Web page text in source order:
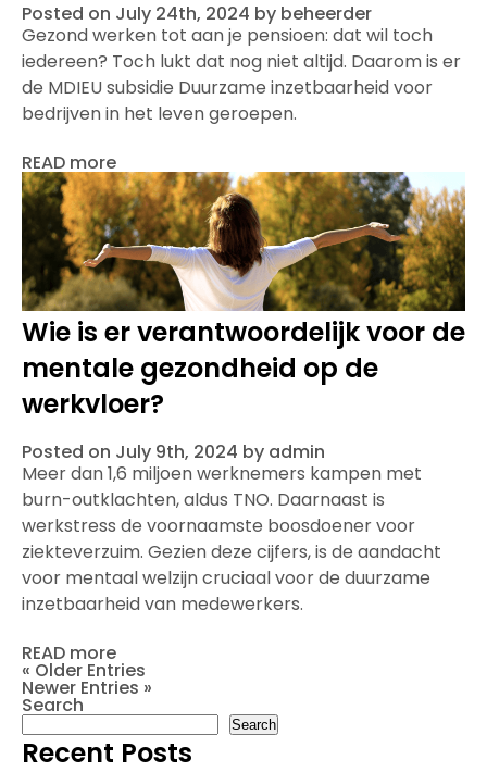
Posted on July 24th, 2024 by beheerder
Gezond werken tot aan je pensioen: dat wil toch
iedereen? Toch lukt dat nog niet altijd. Daarom is er
de MDIEU subsidie Duurzame inzetbaarheid voor
bedrijven in het leven geroepen.
READ more
Wie is er verantwoordelijk voor de
mentale gezondheid op de
werkvloer?
Posted on July 9th, 2024 by admin
Meer dan 1,6 miljoen werknemers kampen met
burn-outklachten, aldus TNO. Daarnaast is
werkstress de voornaamste boosdoener voor
ziekteverzuim. Gezien deze cijfers, is de aandacht
voor mentaal welzijn cruciaal voor de duurzame
inzetbaarheid van medewerkers.
READ more
« Older Entries
Newer Entries »
Search
Search
Recent Posts